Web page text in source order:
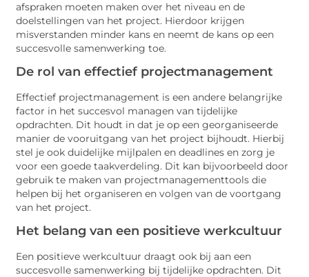
afspraken moeten maken over het niveau en de
doelstellingen van het project. Hierdoor krijgen
misverstanden minder kans en neemt de kans op een
succesvolle samenwerking toe.
De rol van effectief projectmanagement
Effectief projectmanagement is een andere belangrijke
factor in het succesvol managen van tijdelijke
opdrachten. Dit houdt in dat je op een georganiseerde
manier de vooruitgang van het project bijhoudt. Hierbij
stel je ook duidelijke mijlpalen en deadlines en zorg je
voor een goede taakverdeling. Dit kan bijvoorbeeld door
gebruik te maken van projectmanagementtools die
helpen bij het organiseren en volgen van de voortgang
van het project.
Het belang van een positieve werkcultuur
Een positieve werkcultuur draagt ook bij aan een
succesvolle samenwerking bij tijdelijke opdrachten. Dit